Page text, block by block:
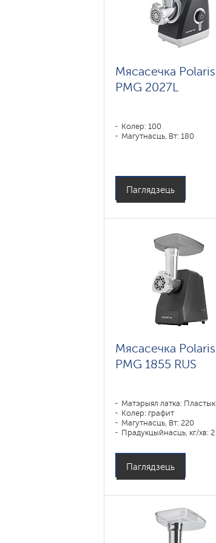
Мясасечка Polaris
PMG 2027L
Колер: 100
Магутнасць, Вт: 180
Паглядзець
Мясасечка Polaris
PMG 1855 RUS
Матэрыял латка: Пластык
Колер: графит
Магутнасць, Вт: 220
Прадукцыйнасць, кг/хв: 2
Паглядзець